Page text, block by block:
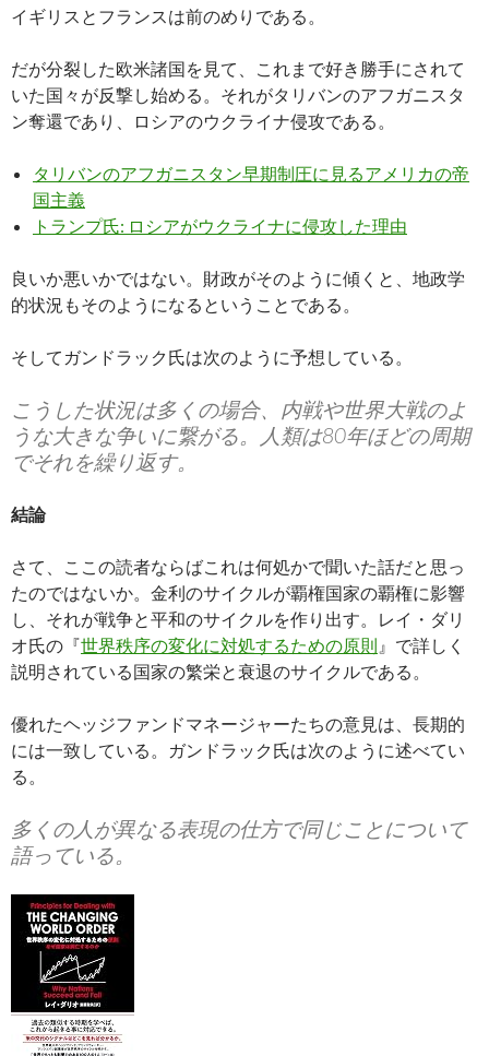
イギリスとフランスは前のめりである。
だが分裂した欧米諸国を見て、これまで好き勝手にされて
いた国々が反撃し始める。それがタリバンのアフガニスタ
ン奪還であり、ロシアのウクライナ侵攻である。
タリバンのアフガニスタン早期制圧に見るアメリカの帝
国主義
トランプ氏: ロシアがウクライナに侵攻した理由
良いか悪いかではない。財政がそのように傾くと、地政学
的状況もそのようになるということである。
そしてガンドラック氏は次のように予想している。
こうした状況は多くの場合、内戦や世界大戦のよ
うな大きな争いに繋がる。人類は80年ほどの周期
でそれを繰り返す。
結論
さて、ここの読者ならばこれは何処かで聞いた話だと思っ
たのではないか。金利のサイクルが覇権国家の覇権に影響
し、それが戦争と平和のサイクルを作り出す。レイ・ダリ
オ氏の『世界秩序の変化に対処するための原則 』で詳しく
説明されている国家の繁栄と衰退のサイクルである。
優れたヘッジファンドマネージャーたちの意見は、長期的
には一致している。ガンドラック氏は次のように述べてい
る。
多くの人が異なる表現の仕方で同じことについて
語っている。